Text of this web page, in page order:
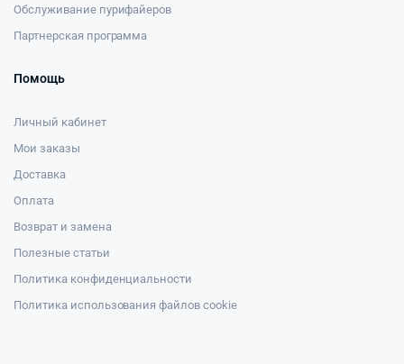
Обслуживание пурифайеров
Партнерская программа
Помощь
Личный кабинет
Мои заказы
Доставка
Оплата
Возврат и замена
Полезные статьи
Политика конфиденциальности
Политика использования файлов cookie